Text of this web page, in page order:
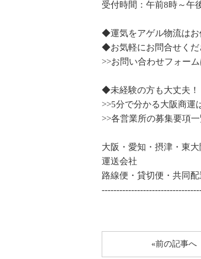
受付時間：午前8時～午
◆運気をアゲル物流はお
◆お気軽にお問合せくだ
>>お問い合わせフォーム
◆未経験の方も大丈夫！
>>5分で分かる大阪商運
>>各営業所の募集要項
大阪・愛知・摂津・東大
運送会社
路線便・貸切便・共同
«前の記事へ